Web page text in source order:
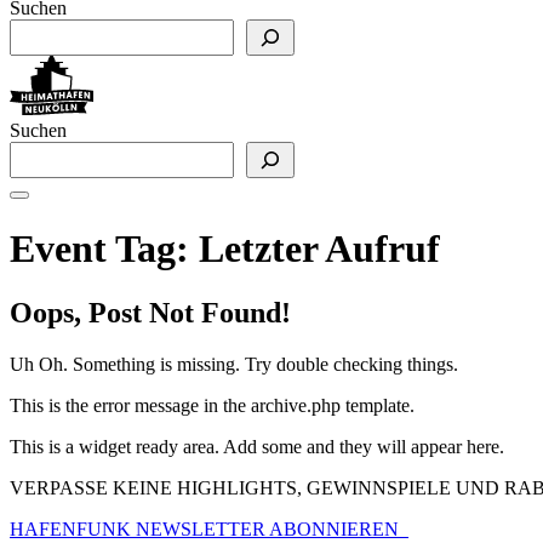
Suchen
Suchen
Event Tag: Letzter Aufruf
Oops, Post Not Found!
Uh Oh. Something is missing. Try double checking things.
This is the error message in the archive.php template.
This is a widget ready area. Add some and they will appear here.
VERPASSE KEINE HIGHLIGHTS, GEWINNSPIELE UND
HAFENFUNK NEWSLETTER ABONNIEREN